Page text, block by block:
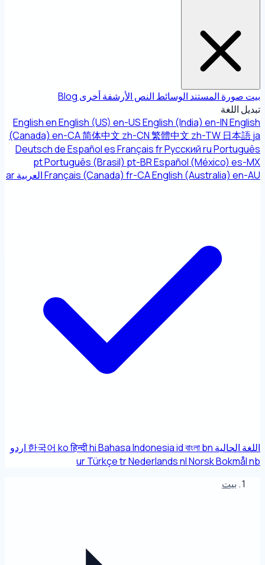
بيت صورة المستند الوسائط النص الأرشفةأخرى Blog
تبديل اللغة
EnglishenEnglish (US) en-USEnglish (India) en-INEnglish
(Canada) en-CA简体中文 zh-CN繁體中文 zh-TW 日本語ja
DeutschdeEspañolesFrançaisfrРусскийruPortuguês
ptPortuguês (Brasil) pt-BREspañol (México) es-MX
Français (Canada) fr-CAEnglish (Australia) en-AU العربيةar
اللغة الحالية 한국어 koहिन्दीhiBahasa Indonesiaidবাংলাbn
اردو
urTürkçetrNederlandsnlNorsk Bokmålnb
بيت